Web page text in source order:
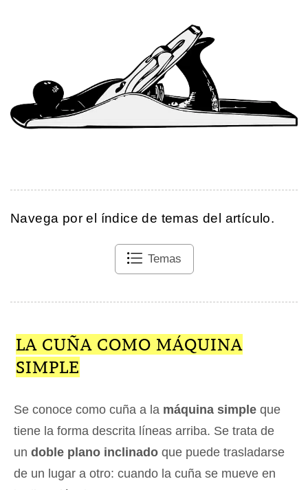
Navega por el índice de temas del artículo.
Temas
LA CUÑA COMO MÁQUINA
SIMPLE
Se conoce como cuña a la máquina simple que
tiene la forma descrita líneas arriba. Se trata de
un doble plano inclinado que puede trasladarse
de un lugar a otro: cuando la cuña se mueve en